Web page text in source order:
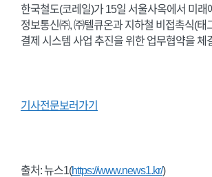
한국철도(코레일)가 15일 서울사옥에서 미래
정보통신㈜, ㈜텔큐온과 지하철 비접촉식(태
결제 시스템 사업 추진을 위한 업무협약을 체
기사전문보러가기
출처: 뉴스1(https://www.news1.kr/)